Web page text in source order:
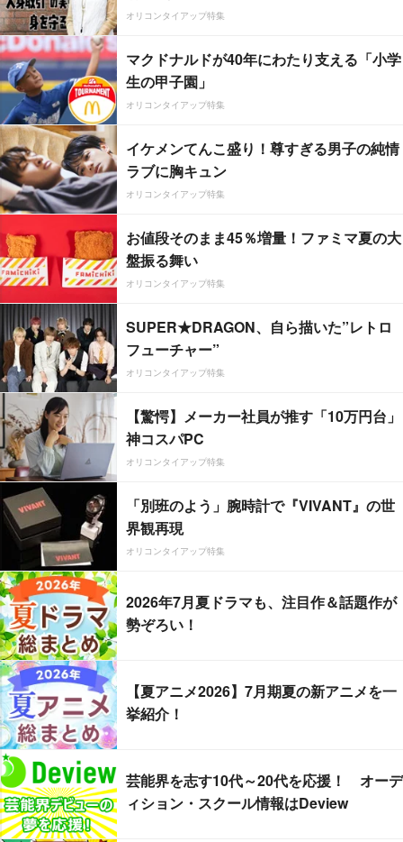
オリコンタイアップ特集
マクドナルドが40年にわたり支える「小学
生の甲子園」
オリコンタイアップ特集
イケメンてんこ盛り！尊すぎる男子の純情
ラブに胸キュン
オリコンタイアップ特集
お値段そのまま45％増量！ファミマ夏の大
盤振る舞い
オリコンタイアップ特集
SUPER★DRAGON、自ら描いた”レトロ
フューチャー”
オリコンタイアップ特集
【驚愕】メーカー社員が推す「10万円台」
神コスパPC
オリコンタイアップ特集
「別班のよう」腕時計で『VIVANT』の世
界観再現
オリコンタイアップ特集
2026年7月夏ドラマも、注目作＆話題作が
勢ぞろい！
【夏アニメ2026】7月期夏の新アニメを一
挙紹介！
芸能界を志す10代～20代を応援！ オーデ
ィション・スクール情報はDeview